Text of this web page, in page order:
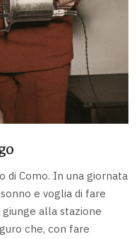
di Como. In una giornata
e voglia di fare
alla stazione
che, con fare